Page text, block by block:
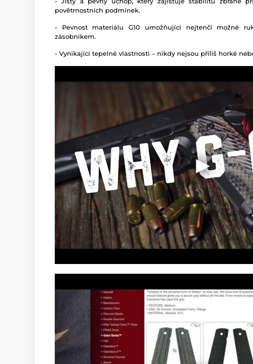
povětrnostních podmínek.
- Pevnost materiálu G10 umožňující nejtenčí možné
zásobníkem.
- Vynikající tepelné vlastnosti – nikdy nejsou příliš horké